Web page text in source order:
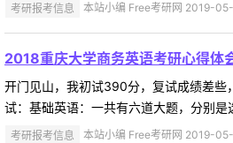
考研报考信息 本站小编 Free考研网 2019-
2018重庆大学商务英语考研心得体
开门见山，我初试390分，复试成绩差些
试：基础英语：一共有六道大题，分别
考研报考信息 本站小编 Free考研网 2019-